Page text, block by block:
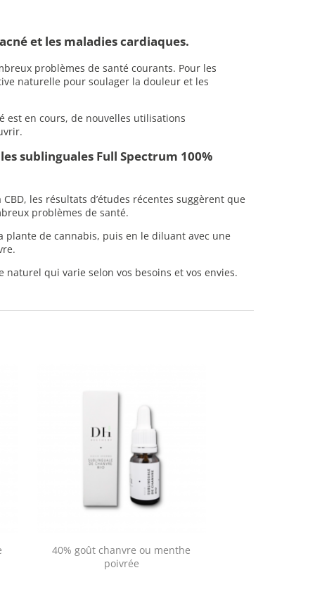
et les maladies cardiaques.
problèmes de santé courants. Pour les
naturelle pour soulager la douleur et les
est en cours, de nouvelles utilisations
sublinguales Full Spectrum 100%
les résultats d’études récentes suggèrent que
problèmes de santé.
plante de cannabis, puis en le diluant avec une
naturel qui varie selon vos besoins et vos envies.
40% goût chanvre ou menthe
poivrée